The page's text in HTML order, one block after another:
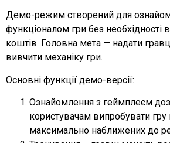
Демо-режим створений для
функціоналом гри без необхідності
коштів. Головна мета — надати
вивчити механіку гри.
Основні функції демо-версії:
Ознайомлення з геймплеєм
користувачам випробувати
максимально наближених до